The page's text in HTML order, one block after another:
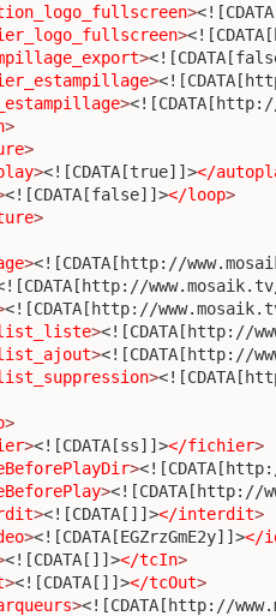
>
>
>
>
><![CDATA[http://
>
>
><![CDATA[true]]></
<![CDATA[false]]></loop>
>
><![CDATA[http://
<![CDATA[http://
><![CDATA[http://
><![CDATA[http://
>
>
><![CDATA[ss]]></fichier>
>
><![CDATA[http://
><![CDATA[]]></interdit>
><![CDATA[EGZrzGmE2y]]></
<![CDATA[]]></tcIn>
><![CDATA[]]></tcOut>
><![CDATA[http://